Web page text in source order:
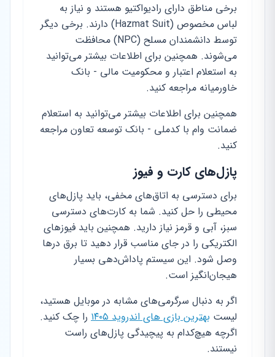
برخی مناطق دارای رادیواکتیو هستند و نیاز به
لباس مخصوص (Hazmat Suit) دارند. برخی دیگر
توسط دانشمندان مسلح (NPC) محافظت
می‌شوند. همچنین برای اطلاعات بیشتر می‌توانید
به استعلام اعتبار و محکومیت مالی - بانک
خاورمیانه مراجعه کنید.
همچنین برای اطلاعات بیشتر می‌توانید به استعلام
ضمانت وام با کدملی - بانک توسعه تعاون مراجعه
کنید.
پازل‌های کارت و فیوز
برای دسترسی به اتاق‌های مخفی، باید پازل‌های
محیطی را حل کنید. شما به کارت‌های دسترسی
سبز، آبی و قرمز نیاز دارید. همچنین باید فیوزهای
الکتریکی را در جای مناسب قرار دهید تا برق درها
وصل شود. این سیستم پاداش‌دهی بسیار
هیجان‌انگیز است.
اگر به دنبال سرگرمی‌های مشابه در موبایل هستید،
لیست بهترین بازی های اندروید ۱۴۰۵
را چک کنید.
اگرچه هیچ‌کدام به پیچیدگی پازل‌های راست
نیستند.